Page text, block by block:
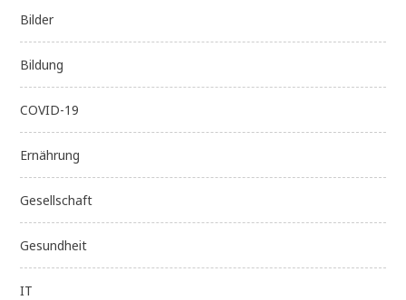
Bilder
Bildung
COVID-19
Ernährung
Gesellschaft
Gesundheit
IT